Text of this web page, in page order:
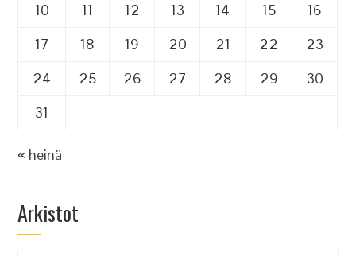
10
11 12 13 14 15
16
17
18 19 20 21 22
23
24
25 26 27 28 29
30
31
« heinä
Arkistot